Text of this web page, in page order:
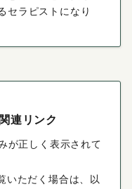
セラピストになり
連リンク
が正しく表示されて
いただく場合は、以